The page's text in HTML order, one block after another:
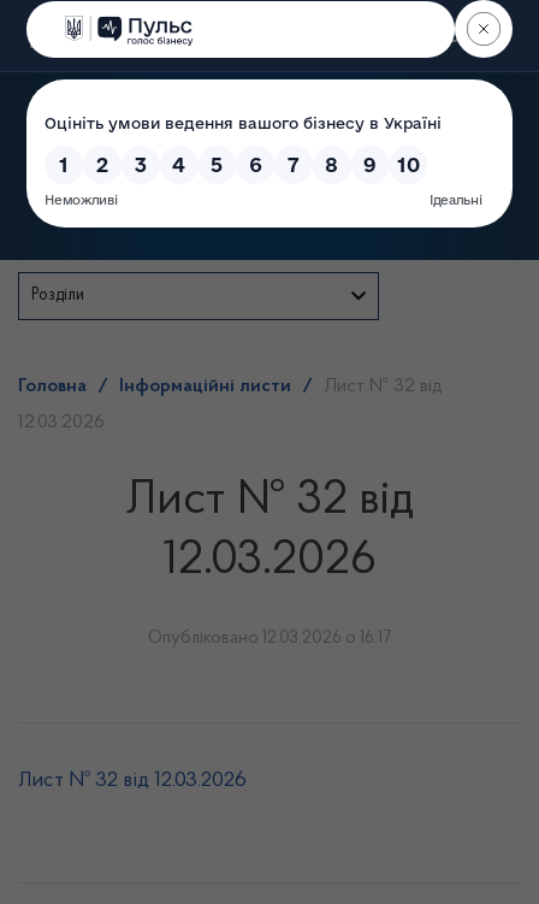
Пошук
Розділи
Головна / Інформаційні листи /
Лист № 32 від
12.03.2026
Лист № 32 від
12.03.2026
Опубліковано 12.03.2026 о 16:17
Лист № 32 від 12.03.2026